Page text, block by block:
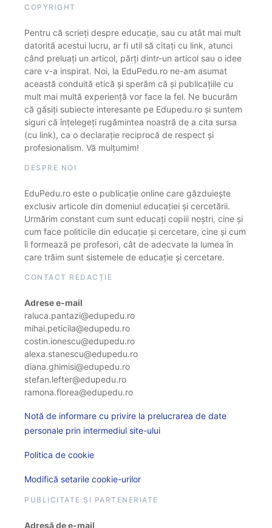
COPYRIGHT
Pentru că scrieți despre educație, sau cu atât mai mult
datorită acestui lucru, ar fi util să citați cu link, atunci
când preluați un articol, părți dintr-un articol sau o idee
care v-a inspirat. Noi, la EduPedu.ro ne-am asumat
această conduită etică și sperăm că și publicațiile cu
mult mai multă experiență vor face la fel. Ne bucurăm
că găsiți subiecte interesante pe Edupedu.ro și suntem
siguri că înțelegeți rugămintea noastră de a cita sursa
(cu link), ca o declarație reciprocă de respect și
profesionalism. Vă mulțumim!
DESPRE NOI
EduPedu.ro este o publicație online care găzduiește
exclusiv articole din domeniul educației și cercetării.
Urmărim constant cum sunt educați copiii noștri, cine și
cum face politicile din educație și cercetare, cine și cum
îi formează pe profesori, cât de adecvate la lumea în
care trăim sunt sistemele de educație și cercetare.
CONTACT REDACȚIE
Adrese e-mail
raluca.pantazi@edupedu.ro
mihai.peticila@edupedu.ro
costin.ionescu@edupedu.ro
alexa.stanescu@edupedu.ro
diana.ghimisi@edupedu.ro
stefan.lefter@edupedu.ro
ramona.florea@edupedu.ro
Notă de informare cu privire la prelucrarea de date
personale prin intermediul site-ului
Politica de cookie
Modifică setarile cookie-urilor
PUBLICITATE ȘI PARTENERIATE
Adresă de e-mail